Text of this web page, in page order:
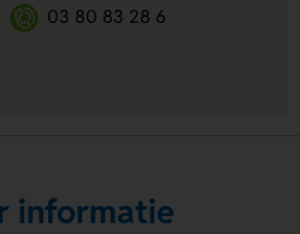
03 80 83 28 6
informatie